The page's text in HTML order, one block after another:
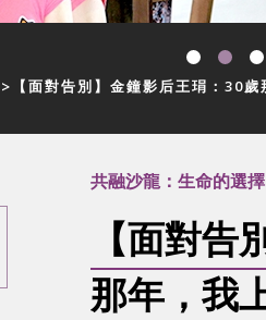
【面對告別】金鐘影后王琄：30歲
共融沙龍：生命的選擇
【面對
那年，我